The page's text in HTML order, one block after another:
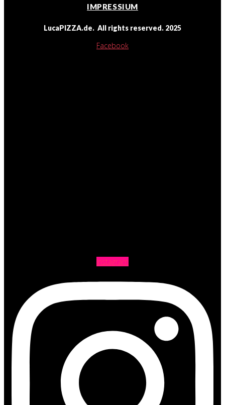
IMPRESSIUM
LucaPIZZA.de. All rights reserved. 2025
Facebook
Instagram